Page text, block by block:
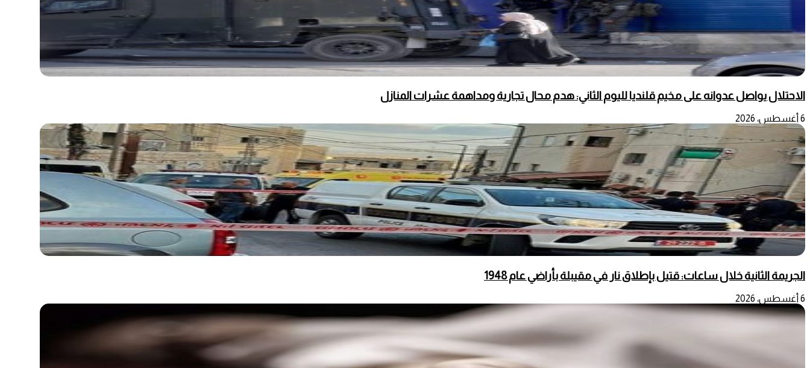
الاحتلال يواصل عدوانه على مخيم قلنديا لليوم الثاني: هدم محال تجارية ومداهمة عشرات المنازل
6 أغسطس، 2026
الجريمة الثانية خلال ساعات: قتيل بإطلاق نار في مقيبلة بأراضي عام 1948
6 أغسطس، 2026